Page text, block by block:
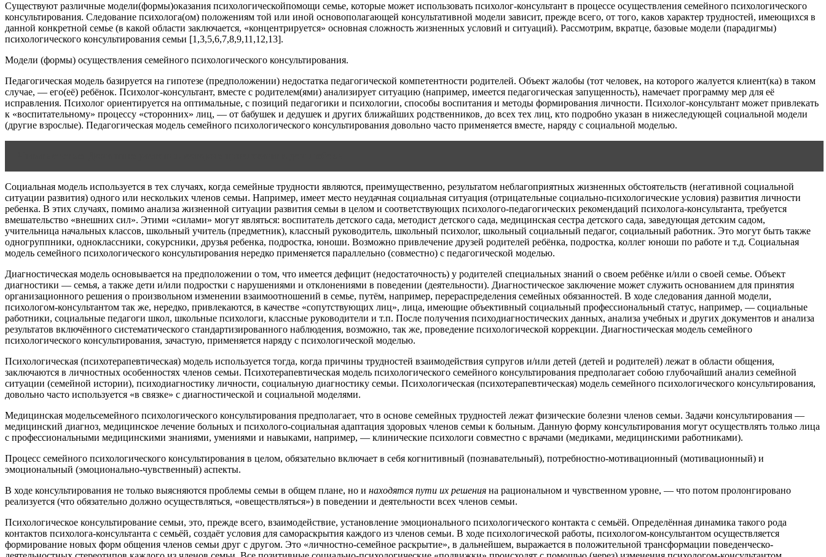
Существуют различные модели(формы)оказания психологическойпомощи семье, которые может использовать психолог-консультант в процессе осуществления семейного психологического
консультирования. Следование психолога(ом) положениям той или иной основополагающей консультативной модели зависит, прежде всего, от того, каков характер трудностей, имеющихся в
данной конкретной семье (в какой области заключается, «концентрируется» основная сложность жизненных условий и ситуаций). Рассмотрим, вкратце, базовые модели (парадигмы)
психологического консультирования семьи [1,3,5,6,7,8,9,11,12,13].
Модели (формы) осуществления семейного психологического консультирования.
Педагогическая модель базируется на гипотезе (предположении) недостатка педагогической компетентности родителей. Объект жалобы (тот человек, на которого жалуется клиент(ка) в таком
случае, — его(её) ребёнок. Психолог-консультант, вместе с родителем(ями) анализирует ситуацию (например, имеется педагогическая запущенность), намечает программу мер для её
исправления. Психолог ориентируется на оптимальные, с позиций педагогики и психологии, способы воспитания и методы формирования личности. Психолог-консультант может привлекать
к «воспитательному» процессу «сторонних» лиц, — от бабушек и дедушек и других ближайших родственников, до всех тех лиц, кто подробно указан в нижеследующей социальной модели
(другие взрослые). Педагогическая модель семейного психологического консультирования довольно часто применяется вместе, наряду с социальной моделью.
Социальная модель используется в тех случаях, когда семейные трудности являются, преимущественно, результатом неблагоприятных жизненных обстоятельств (негативной социальной
ситуации развития) одного или нескольких членов семьи. Например, имеет место неудачная социальная ситуация (отрицательные социально-психологические условия) развития личности
ребенка. В этих случаях, помимо анализа жизненной ситуации развития семьи в целом и соответствующих психолого-педагогических рекомендаций психолога-консультанта, требуется
вмешательство «внешних сил». Этими «силами» могут являться: воспитатель детского сада, методист детского сада, медицинская сестра детского сада, заведующая детским садом,
учительница начальных классов, школьный учитель (предметник), классный руководитель, школьный психолог, школьный социальный педагог, социальный работник. Это могут быть также
одногруппники, одноклассники, сокурсники, друзья ребенка, подростка, юноши. Возможно привлечение друзей родителей ребёнка, подростка, коллег юноши по работе и т.д. Социальная
модель семейного психологического консультирования нередко применяется параллельно (совместно) с педагогической моделью.
Диагностическая модель основывается на предположении о том, что имеется дефицит (недостаточность) у родителей специальных знаний о своем ребёнке и/или о своей семье. Объект
диагностики — семья, а также дети и/или подростки с нарушениями и отклонениями в поведении (деятельности). Диагностическое заключение может служить основанием для принятия
организационного решения о произвольном изменении взаимоотношений в семье, путём, например, перераспределения семейных обязанностей. В ходе следования данной модели,
психологом-консультантом так же, нередко, привлекаются, в качестве «сопутствующих лиц», лица, имеющие объективный социальный профессиональный статус, например, — социальные
работники, социальные педагоги школ, школьные психологи, классные руководители и т.п. После получения психодиагностических данных, анализа учебных и других документов и анализа
результатов включённого систематического стандартизированного наблюдения, возможно, так же, проведение психологической коррекции. Диагностическая модель семейного
психологического консультирования, зачастую, применяется наряду с психологической моделью.
Психологическая (психотерапевтическая) модель используется тогда, когда причины трудностей взаимодействия супругов и/или детей (детей и родителей) лежат в области общения,
заключаются в личностных особенностях членов семьи. Психотерапевтическая модель психологического семейного консультирования предполагает собою глубочайший анализ семейной
ситуации (семейной истории), психодиагностику личности, социальную диагностику семьи. Психологическая (психотерапевтическая) модель семейного психологического консультирования,
довольно часто используется «в связке» с диагностической и социальной моделями.
Медицинская модельсемейного психологического консультирования предполагает, что в основе семейных трудностей лежат физические болезни членов семьи. Задачи консультирования —
медицинский диагноз, медицинское лечение больных и психолого-социальная адаптация здоровых членов семьи к больным. Данную форму консультирования могут осуществлять только лица
с профессиональными медицинскими знаниями, умениями и навыками, например, — клинические психологи совместно с врачами (медиками, медицинскими работниками).
Процесс семейного психологического консультирования в целом, обязательно включает в себя когнитивный (познавательный), потребностно-мотивационный (мотивационный) и
эмоциональный (эмоционально-чувственный) аспекты.
В ходе консультирования не только выясняются проблемы семьи в общем плане, но и находятся пути их решения на рациональном и чувственном уровне, — что потом пролонгировано
реализуется (что обязательно должно осуществляться, «овеществляться») в поведении и деятельности всех членов семьи.
Психологическое консультирование семьи, это, прежде всего, взаимодействие, установление эмоционального психологического контакта с семьёй. Определённая динамика такого рода
контактов психолога-консультанта с семьёй, создаёт условия для самораскрытия каждого из членов семьи. В ходе психологической работы, психологом-консультантом осуществляется
формирование новых форм общения членов семьи друг с другом. Это «личностно-семейное раскрытие», в дальнейшем, выражается в положительной трансформации поведенческо-